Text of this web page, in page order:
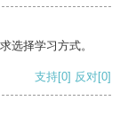
选择学习方式。
支持[0] 反对[0]